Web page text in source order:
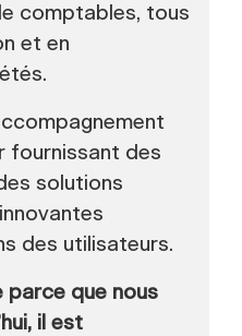
comptables, tous
et en
fournissant des
solutions
des utilisateurs.
que nous
il est